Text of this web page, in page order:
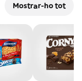
Mostrar-ho tot